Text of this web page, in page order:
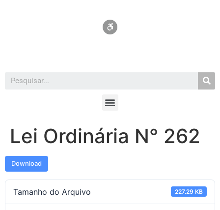
Lei Ordinária N° 262
Download
Tamanho do Arquivo 227.29 KB